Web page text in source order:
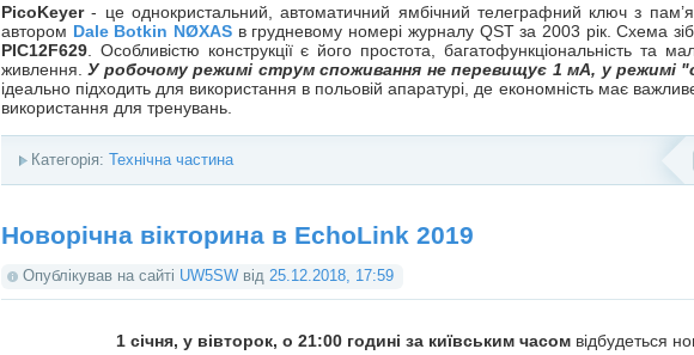
PicoKeyer- це однокристальний, автоматичний ямбічний телеграфний ключ з
автором Dale Botkin NØXAS в грудневому номері журналу QST за 2003 рік. Схема
PIC12F629 . Особливістю конструкції є його простота, багатофункціональність та
живлення.У робочому режимі струм споживання не перевищує 1 мА, у режимі
ідеально підходить для використання в польовій апаратурі, де економність має
використання для тренувань.
Категорія: Технічна частина
Новорічна вікторина в EchoLink 2019
Опублікував на сайті UW5SW від 25.12.2018, 17:59
1 січня, у вівторок, о 21:00 годині за київським часомвідбудеться